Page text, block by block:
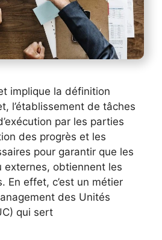
implique la définition
l’établissement de tâches
par les parties
des progrès et les
pour garantir que les
externes, obtiennent les
En effet, c’est un métier
des Unités
qui sert